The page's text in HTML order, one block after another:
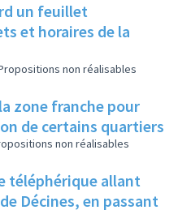
un feuillet
et horaires de la
non réalisables
zone franche pour
de certains quartiers
non réalisables
téléphérique allant
Décines, en passant